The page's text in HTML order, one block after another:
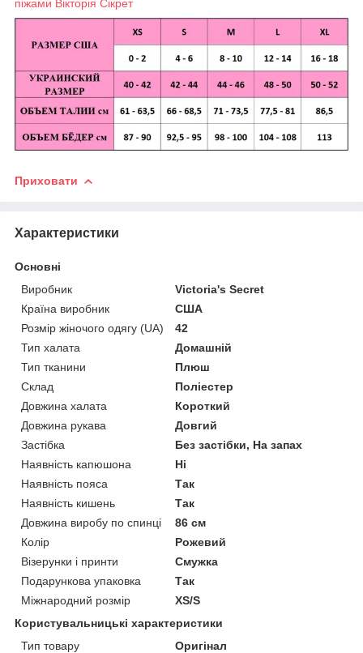
піжами Вікторія Сікрет
Приховати
Характеристики
Основні
Виробник
Victoria's Secret
Країна виробник
США
Розмір жіночого одягу (UA)
42
Тип халата
Домашній
Тип тканини
Плюш
Склад
Поліестер
Довжина халата
Короткий
Довжина рукава
Довгий
Застібка
Без застібки, На запах
Наявність капюшона
Ні
Наявність пояса
Так
Наявність кишень
Так
Довжина виробу по спинці
86 см
Колір
Рожевий
Візерунки і принти
Смужка
Подарункова упаковка
Так
Міжнародний розмір
XS/S
Користувальницькі характеристики
Тип товару
Оригінал